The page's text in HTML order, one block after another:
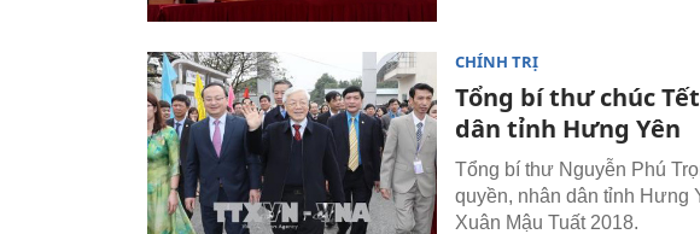
CHÍNH TRỊ
Tổng bí thư chúc
dân tỉnh Hưng Yên
Tổng bí thư Nguyễn Phú
quyền, nhân dân tỉnh Hưng
Xuân Mậu Tuất 2018.